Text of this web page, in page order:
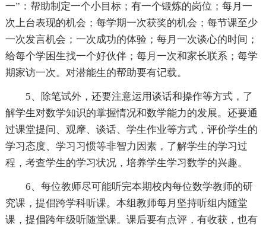
一”：帮助制定一个小目标；有一个锻炼的岗位；每月一
次上台表现的机会；每学期一次获奖的机会；每节课至少
一次发言机会；一次成功的体验；每月一次谈心的时间；
给每个学困生找一个好伙伴；每月一次和家长联系；每学
期家访一次。对潜能生的帮助要有记载。
5、除笔试外，还要注意运用谈话和操作等方式，了
解学生对数学知识的掌握情况和数学能力的发展。还要通
过课堂提问、观摩、谈话、学生作业等方式，评价学生的
学习态度、学习习惯等非智力因素，了解学生的学习过
程，考查学生的学习状况，培养学生学习数学的兴趣。
6、每位教师尽可能听完本期校内每位数学教师的研
究课，提倡跨学科听课。本组教师每月坚持听组内随堂
课，提倡跨年级听随堂课。课后要有点评，有收获，也有